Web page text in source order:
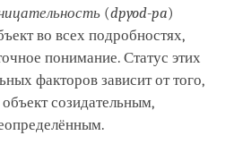
(dpyod-pa)
во всех подробностях,
понимание. Статус этих
факторов зависит от того,
созидательным,